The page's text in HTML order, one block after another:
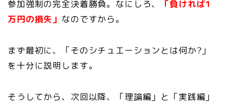
参加強制の完全決着勝負。なにしろ、
「負ければ1
万円の損失」 なのですから。
まず最初に、「そのシチュエーションとは何か?」
を十分に説明します。
そうしてから、次回以降、「理論編」と「実践編」